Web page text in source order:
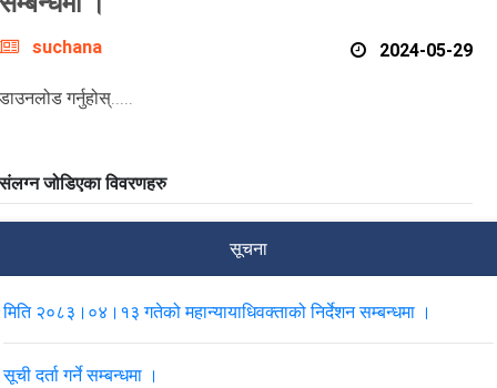
suchana 2024-05-29
डाउनलोड गर्नुहोस्.....
संलग्न जोडिएका विवरणहरु
सूचना
मिति २०८३।०४।१३ गतेको महान्यायाधिवक्ताको निर्देशन सम्बन्धमा ।
सूची दर्ता गर्ने सम्बन्धमा ।